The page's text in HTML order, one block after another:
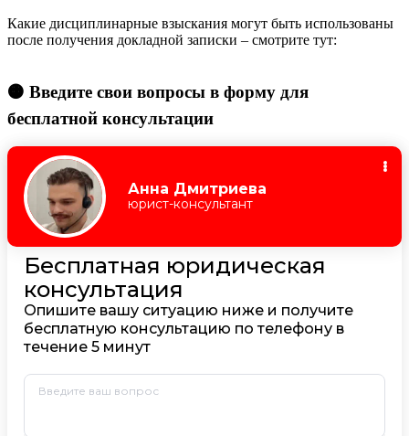
Какие дисциплинарные взыскания могут быть использованы
после получения докладной записки – смотрите тут:
🟠 Введите свои вопросы в форму для
бесплатной консультации